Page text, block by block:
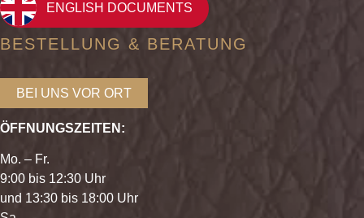
ENGLISH DOCUMENTS
BESTELLUNG & BERATUNG
BEI UNS VOR ORT
ÖFFNUNGSZEITEN:
Mo. – Fr.
9:00 bis 12:30 Uhr
und 13:30 bis 18:00 Uhr